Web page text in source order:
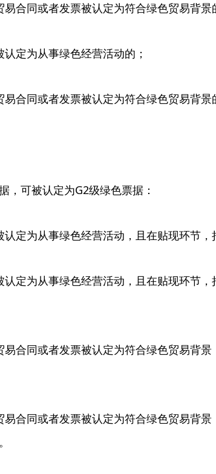
易合同或者发票被认定为符合绿色贸易背景
认定为从事绿色经营活动的；
易合同或者发票被认定为符合绿色贸易背景
，可被认定为G2级绿色票据：
认定为从事绿色经营活动，且在贴现环节
认定为从事绿色经营活动，且在贴现环节
易合同或者发票被认定为符合绿色贸易背
易合同或者发票被认定为符合绿色贸易背